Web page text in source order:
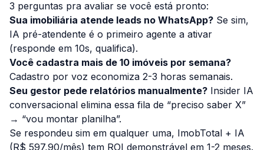
3 perguntas pra avaliar se você está pronto:
Sua imobiliária atende leads no WhatsApp? Se sim,
IA pré-atendente é o primeiro agente a ativar
(responde em 10s, qualifica).
Você cadastra mais de 10 imóveis por semana?
Cadastro por voz economiza 2-3 horas semanais.
Seu gestor pede relatórios manualmente? Insider IA
conversacional elimina essa fila de “preciso saber X”
→ “vou montar planilha”.
Se respondeu sim em qualquer uma, ImobTotal + IA
(R$ 597,90/mês) tem ROI demonstrável em 1-2 meses.